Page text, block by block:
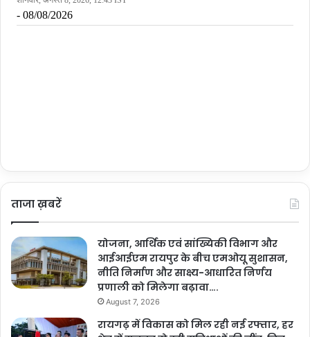
ताजा ख़बरें
योजना, आर्थिक एवं सांख्यिकी विभाग और
आईआईएम रायपुर के बीच एमओयू सुशासन,
नीति निर्माण और साक्ष्य-आधारित निर्णय
प्रणाली को मिलेगा बढ़ावा….
August 7, 2026
रायगढ़ में विकास को मिल रही नई रफ्तार, हर